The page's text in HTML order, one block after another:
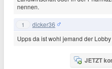
nennen.
1 dicker36
Upps da ist wohl jemand der
JETZT